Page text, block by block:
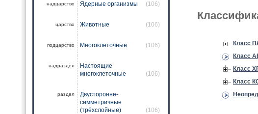
надцарство Ядерные организмы (106)
царство Животные (106)
подцарство Многоклеточные (106)
надраздел
Настоящие
многоклеточные
(106)
раздел
Двусторонне-
симметричные
(трёхслойные)
(106)
Класс
Класс
Класс
Класс